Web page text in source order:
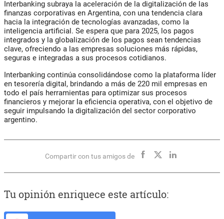
Interbanking subraya la aceleración de la digitalización de las
finanzas corporativas en Argentina, con una tendencia clara
hacia la integración de tecnologías avanzadas, como la
inteligencia artificial. Se espera que para 2025, los pagos
integrados y la globalización de los pagos sean tendencias
clave, ofreciendo a las empresas soluciones más rápidas,
seguras e integradas a sus procesos cotidianos.
Interbanking continúa consolidándose como la plataforma líder
en tesorería digital, brindando a más de 220 mil empresas en
todo el país herramientas para optimizar sus procesos
financieros y mejorar la eficiencia operativa, con el objetivo de
seguir impulsando la digitalización del sector corporativo
argentino.
Compartir con tus amigos de
Tu opinión enriquece este artículo: